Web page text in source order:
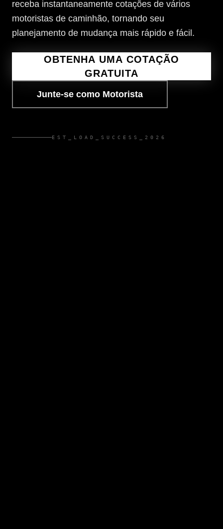
receba instantaneamente cotações de vários
motoristas de caminhão, tornando seu
planejamento de mudança mais rápido e fácil.
OBTENHA UMA COTAÇÃO
GRATUITA
Junte-se como Motorista
EST_LOAD_SUCCESS_2026